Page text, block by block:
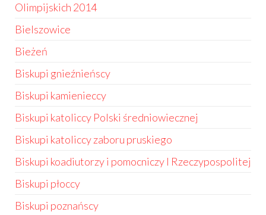
Olimpijskich 2014
Bielszowice
Bieżeń
Biskupi gnieźnieńscy
Biskupi kamienieccy
Biskupi katoliccy Polski średniowiecznej
Biskupi katoliccy zaboru pruskiego
Biskupi koadiutorzy i pomocniczy I Rzeczypospolitej
Biskupi płoccy
Biskupi poznańscy